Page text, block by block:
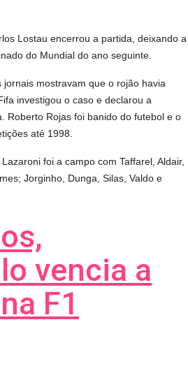
Lostau encerrou a partida, deixando a
do Mundial do ano seguinte.
mostravam que o rojão havia
investigou o caso e declarou a
Roberto Rojas foi banido do futebol e o
até 1998.
foi a campo com Taffarel, Aldair,
Jorginho, Dunga, Silas, Valdo e
vencia a
F1